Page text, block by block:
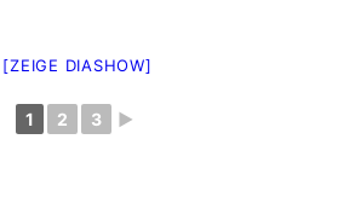
[ZEIGE DIASHOW]
1 2 3 ►